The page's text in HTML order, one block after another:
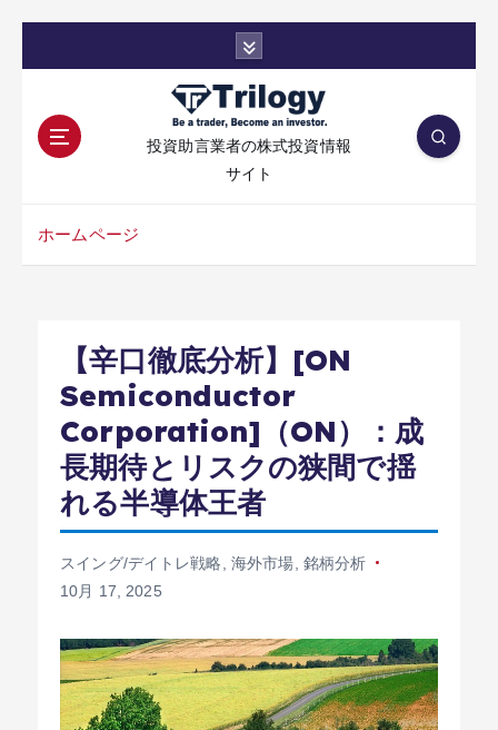
投資助言業者の株式投資情報
サイト
ホームページ
【辛口徹底分析】[ON
Semiconductor
Corporation]（ON）：成
長期待とリスクの狭間で揺
れる半導体王者
スイング/デイトレ戦略 海外市場 銘柄分析
10月 17, 2025